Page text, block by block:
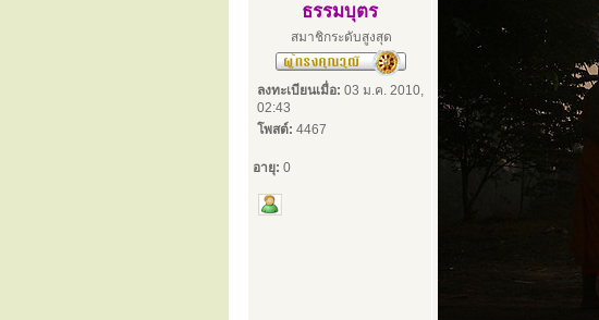
ธรรมบุตร
สมาชิกระดับสูงสุด
ลงทะเบียนเมื่อ: 03 ม.ค. 2010,
02:43
โพสต์: 4467
อายุ: 0